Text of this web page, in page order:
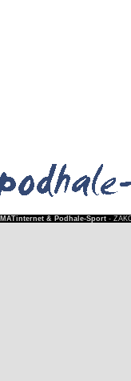
MATinternet & Podhale-Sport-